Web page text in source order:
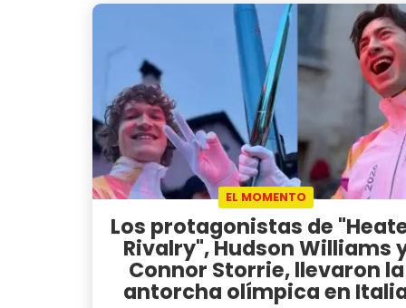
EL MOMENTO
Los protagonistas de
Rivalry", Hudson Williams
Connor Storrie, llevaron la
antorcha olímpica en